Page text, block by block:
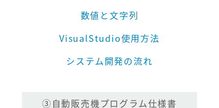
数値と文字列
VisualStudio使用方法
システム開発の流れ
③自動販売機プログラム仕様書